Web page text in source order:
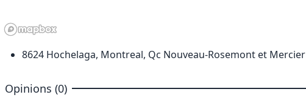
8624 Hochelaga, Montreal, Qc Nouveau-Rosemont et Mercier
Opinions (0)